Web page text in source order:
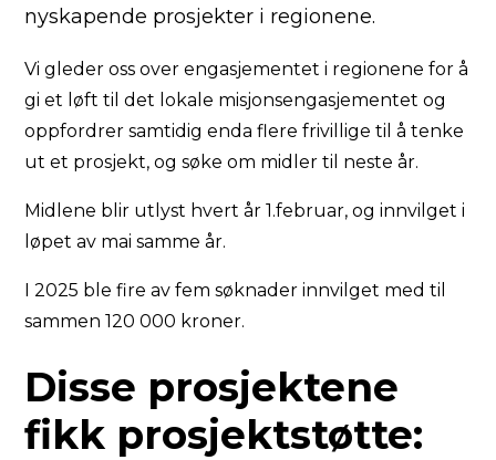
nyskapende prosjekter i regionene.
Vi gleder oss over engasjementet i regionene for å
gi et løft til det lokale misjonsengasjementet og
oppfordrer samtidig enda flere frivillige til å tenke
ut et prosjekt, og søke om midler til neste år.
Midlene blir utlyst hvert år 1.februar, og innvilget i
løpet av mai samme år.
I 2025 ble fire av fem søknader innvilget med til
sammen 120 000 kroner.
Disse prosjektene
fikk prosjektstøtte: